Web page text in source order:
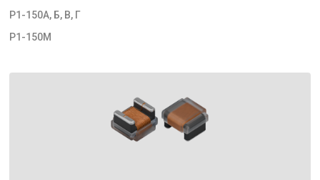
Р1-150А, Б, В, Г
Р1-150М